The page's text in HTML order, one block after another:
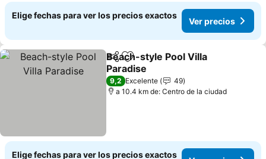
Elige fechas para ver los precios exactos
Ver precios
CompartirAgregar a favoritos
Beach-style Pool Villa
Paradise
9,2 Excelente
49
a 10.4 km de: Centro de la ciudad
Elige fechas para ver los precios exactos